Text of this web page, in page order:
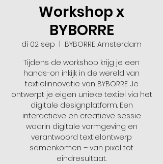
Workshop x
BYBORRE
di 02 sep
BYBORRE Amsterdam
Tijdens de workshop krijg je een
hands-on inkijk in de wereld van
textielinnovatie van BYBORRE. Je
ontwerpt je eigen unieke textiel via het
digitale designplatform. Een
interactieve en creatieve sessie
waarin digitale vormgeving en
verantwoord textielontwerp
samenkomen – van pixel tot
eindresultaat.